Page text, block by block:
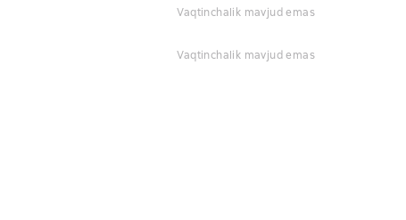
vaqtinchalik mavjud emas
vaqtinchalik mavjud emas